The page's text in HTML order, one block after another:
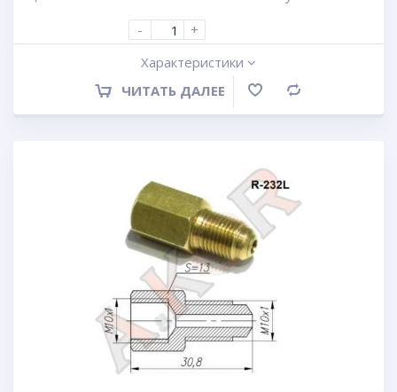
-
+
Характеристики
ЧИТАТЬ ДАЛЕЕ